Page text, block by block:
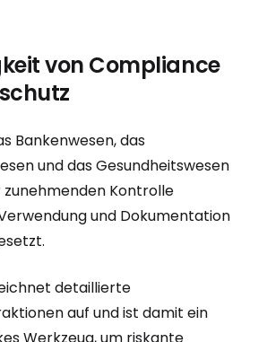
von Compliance
Bankenwesen, das
und das Gesundheitswesen
zunehmenden Kontrolle
und Dokumentation
detaillierte
auf und ist damit ein